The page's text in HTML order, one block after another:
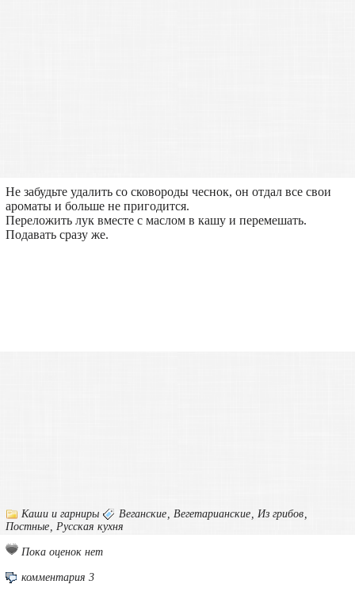
Не забудьте удалить со сковороды чеснок, он отдал все свои
ароматы и больше не пригодится.
Переложить лук вместе с маслом в кашу и перемешать.
Подавать сразу же.
Каши и гарниры Веганские, Вегетарианские, Из грибов,
Постные, Русская кухня
Пока оценок нет
комментария 3